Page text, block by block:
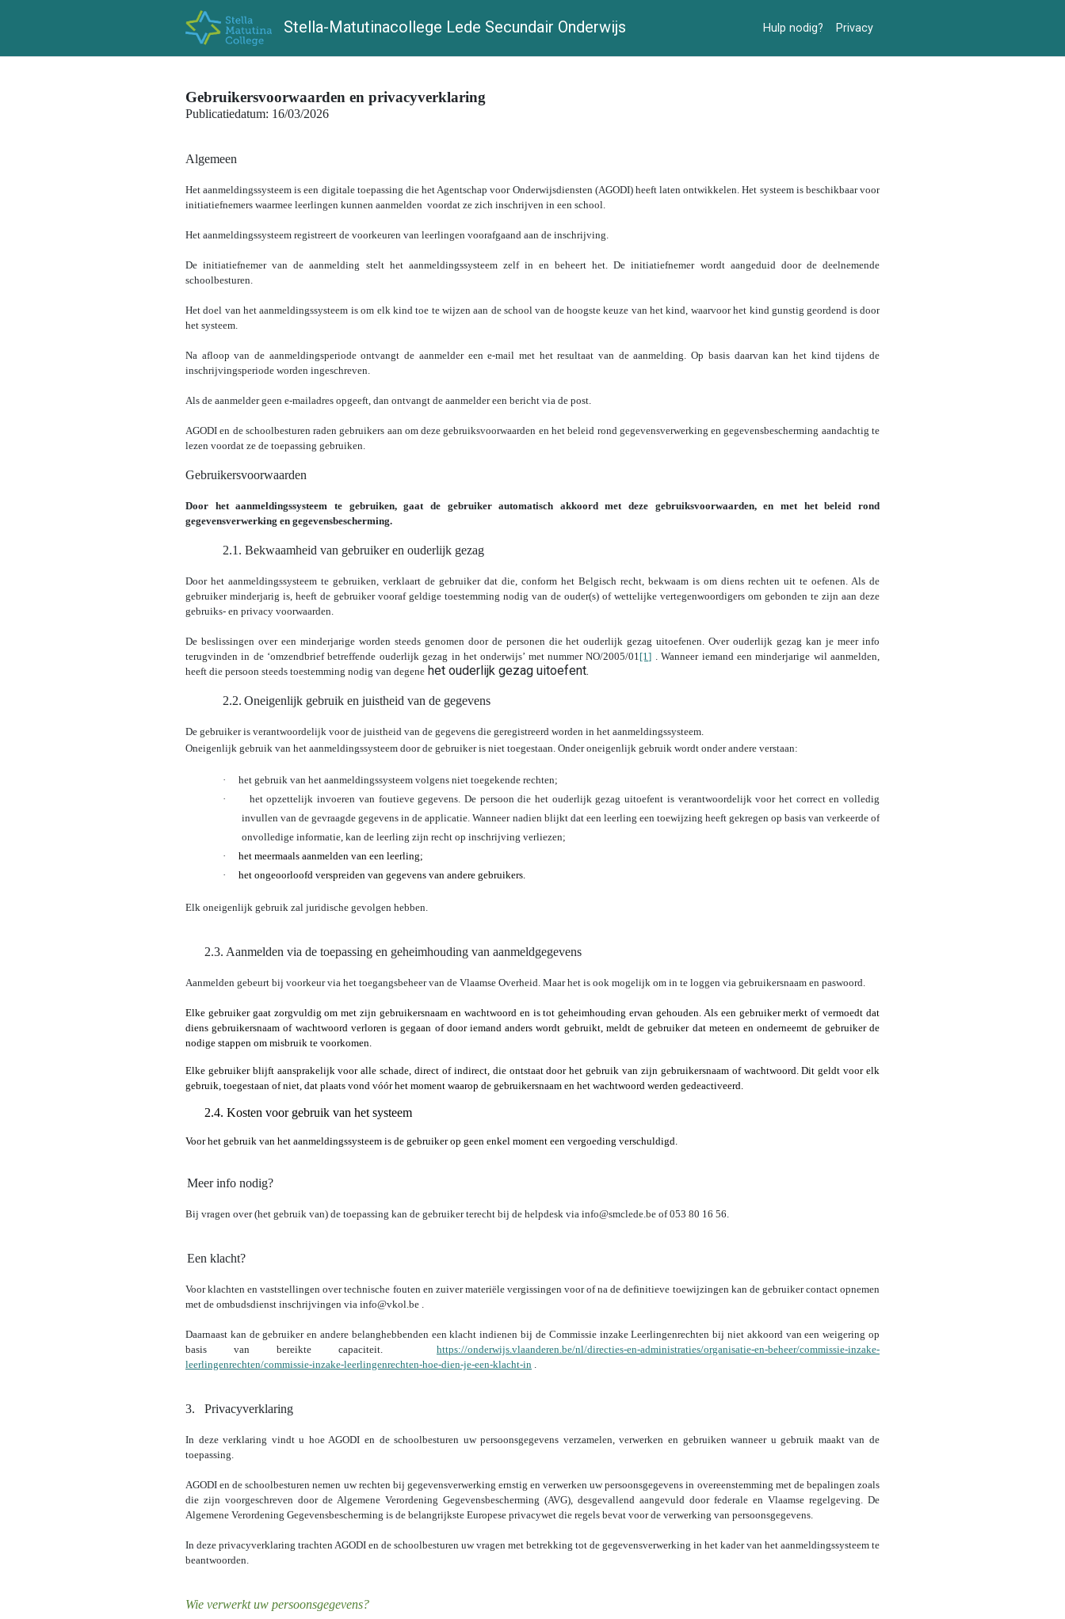
Stella-Matutinacollege Lede Secundair Onderwijs Hulp nodig? Privacy
Gebruikersvoorwaarden en privacyverklaring
Publicatiedatum: 16/03/2026
Algemeen
Het aanmeldingssysteem is een digitale toepassing die het Agentschap voor Onderwijsdiensten (AGODI) heeft laten ontwikkelen. Het systeem is beschikbaar voor
initiatiefnemers waarmee leerlingen kunnen aanmelden voordat ze zich inschrijven in een school.
Het aanmeldingssysteem registreert de voorkeuren van leerlingen voorafgaand aan de inschrijving.
De initiatiefnemer van de aanmelding stelt het aanmeldingssysteem zelf in en beheert het. De initiatiefnemer wordt aangeduid door de deelnemende
schoolbesturen.
Het doel van het aanmeldingssysteem is om elk kind toe te wijzen aan de school van de hoogste keuze van het kind, waarvoor het kind gunstig geordend is door
het systeem.
Na afloop van de aanmeldingsperiode ontvangt de aanmelder een e-mail met het resultaat van de aanmelding. Op basis daarvan kan het kind tijdens de
inschrijvingsperiode worden ingeschreven.
Als de aanmelder geen e-mailadres opgeeft, dan ontvangt de aanmelder een bericht via de post.
AGODI en de schoolbesturen raden gebruikers aan om deze gebruiksvoorwaarden en het beleid rond gegevensverwerking en gegevensbescherming aandachtig te
lezen voordat ze de toepassing gebruiken.
Gebruikersvoorwaarden
Door het aanmeldingssysteem te gebruiken, gaat de gebruiker automatisch akkoord met deze gebruiksvoorwaarden, en met het beleid rond
gegevensverwerking en gegevensbescherming.
2.1. Bekwaamheid van gebruiker en ouderlijk gezag
Door het aanmeldingssysteem te gebruiken, verklaart de gebruiker dat die, conform het Belgisch recht, bekwaam is om diens rechten uit te oefenen. Als de
gebruiker minderjarig is, heeft de gebruiker vooraf geldige toestemming nodig van de ouder(s) of wettelijke vertegenwoordigers om gebonden te zijn aan deze
gebruiks- en privacy voorwaarden.
De beslissingen over een minderjarige worden steeds genomen door de personen die het ouderlijk gezag uitoefenen. Over ouderlijk gezag kan je meer info
terugvinden in de ‘omzendbrief betreffende ouderlijk gezag in het onderwijs’ met nummer NO/2005/01[1] . Wanneer iemand een minderjarige wil aanmelden,
heeft die persoon steeds toestemming nodig van degene het ouderlijk gezag uitoefent.
2.2. Oneigenlijk gebruik en juistheid van de gegevens
De gebruiker is verantwoordelijk voor de juistheid van de gegevens die geregistreerd worden in het aanmeldingssysteem.
Oneigenlijk gebruik van het aanmeldingssysteem door de gebruiker is niet toegestaan. Onder oneigenlijk gebruik wordt onder andere verstaan:
·
het gebruik van het aanmeldingssysteem volgens niet toegekende rechten;
·
het opzettelijk invoeren van foutieve gegevens. De persoon die het ouderlijk gezag uitoefent is verantwoordelijk voor het correct en volledig
invullen van de gevraagde gegevens in de applicatie. Wanneer nadien blijkt dat een leerling een toewijzing heeft gekregen op basis van verkeerde of
onvolledige informatie, kan de leerling zijn recht op inschrijving verliezen;
·
het meermaals aanmelden van een leerling;
·
het ongeoorloofd verspreiden van gegevens van andere gebruikers.
Elk oneigenlijk gebruik zal juridische gevolgen hebben.
2.3. Aanmelden via de toepassing en geheimhouding van aanmeldgegevens
Aanmelden gebeurt bij voorkeur via het toegangsbeheer van de Vlaamse Overheid. Maar het is ook mogelijk om in te loggen via gebruikersnaam en paswoord.
Elke gebruiker gaat zorgvuldig om met zijn gebruikersnaam en wachtwoord en is tot geheimhouding ervan gehouden. Als een gebruiker merkt of vermoedt dat
diens gebruikersnaam of wachtwoord verloren is gegaan of door iemand anders wordt gebruikt, meldt de gebruiker dat meteen en onderneemt de gebruiker de
nodige stappen om misbruik te voorkomen.
Elke gebruiker blijft aansprakelijk voor alle schade, direct of indirect, die ontstaat door het gebruik van zijn gebruikersnaam of wachtwoord. Dit geldt voor elk
gebruik, toegestaan of niet, dat plaats vond vóór het moment waarop de gebruikersnaam en het wachtwoord werden gedeactiveerd.
2.4. Kosten voor gebruik van het systeem
Voor het gebruik van het aanmeldingssysteem is de gebruiker op geen enkel moment een vergoeding verschuldigd.
Meer info nodig?
Bij vragen over (het gebruik van) de toepassing kan de gebruiker terecht bij de helpdesk via info@smclede.be of 053 80 16 56.
Een klacht?
Voor klachten en vaststellingen over technische fouten en zuiver materiële vergissingen voor of na de definitieve toewijzingen kan de gebruiker contact opnemen
met de ombudsdienst inschrijvingen via info@vkol.be .
Daarnaast kan de gebruiker en andere belanghebbenden een klacht indienen bij de Commissie inzake Leerlingenrechten bij niet akkoord van een weigering op
basis van bereikte capaciteit. https://onderwijs.vlaanderen.be/nl/directies-en-administraties/organisatie-en-beheer/commissie-inzake-
leerlingenrechten/commissie-inzake-leerlingenrechten-hoe-dien-je-een-klacht-in .
3. Privacyverklaring
In deze verklaring vindt u hoe AGODI en de schoolbesturen uw persoonsgegevens verzamelen, verwerken en gebruiken wanneer u gebruik maakt van de
toepassing.
AGODI en de schoolbesturen nemen uw rechten bij gegevensverwerking ernstig en verwerken uw persoonsgegevens in overeenstemming met de bepalingen zoals
die zijn voorgeschreven door de Algemene Verordening Gegevensbescherming (AVG), desgevallend aangevuld door federale en Vlaamse regelgeving. De
Algemene Verordening Gegevensbescherming is de belangrijkste Europese privacywet die regels bevat voor de verwerking van persoonsgegevens.
In deze privacyverklaring trachten AGODI en de schoolbesturen uw vragen met betrekking tot de gegevensverwerking in het kader van het aanmeldingssysteem te
beantwoorden.
Wie verwerkt uw persoonsgegevens?